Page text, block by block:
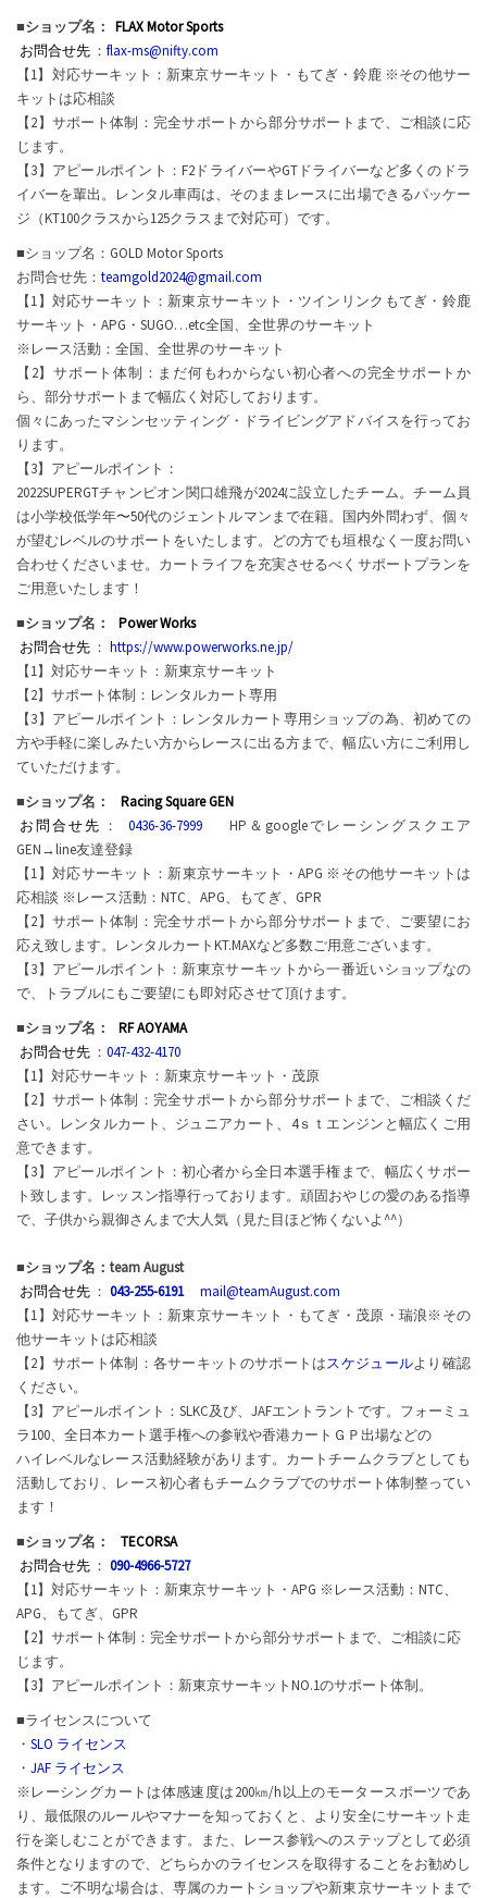
■ショップ名： FLAX Motor Sports
お問合せ先 ：flax-ms@nifty.com
【1】対応サーキット：新東京サーキット・もてぎ・鈴鹿 ※その他サー
キットは応相談
【2】サポート体制：完全サポートから部分サポートまで、ご相談に応
じます。
【3】アピールポイント：F2ドライバーやGTドライバーなど多くのドラ
イバーを輩出。レンタル車両は、そのままレースに出場できるパッケー
ジ（KT100クラスから125クラスまで対応可）です。
■ショップ名：GOLD Motor Sports
お問合せ先： teamgold2024@gmail.com
【1】対応サーキット：新東京サーキット・ツインリンクもてぎ・鈴鹿
サーキット・APG・SUGO…etc全国、全世界のサーキット
※レース活動：全国、全世界のサーキット
【2】サポート体制：まだ何もわからない初心者への完全サポートか
ら、部分サポートまで幅広く対応しております。
個々にあったマシンセッティング・ドライビングアドバイスを行ってお
ります。
【3】アピールポイント：
2022SUPERGTチャンピオン関口雄飛が2024に設立したチーム。チーム員
は小学校低学年〜50代のジェントルマンまで在籍。国内外問わず、個々
が望むレベルのサポートをいたします。どの方でも垣根なく一度お問い
合わせくださいませ。カートライフを充実させるべくサポートプランを
ご用意いたします！
■ショップ名：
Power Works
お問合せ先 ： https://www.powerworks.ne.jp/
【1】対応サーキット：新東京サーキット
【2】サポート体制：レンタルカート専用
【3】アピールポイント：レンタルカート専用ショップの為、初めての
方や手軽に楽しみたい方からレースに出る方まで、幅広い方にご利用し
ていただけます。
■ショップ名：
Racing Square GEN
お問合せ先 ： 0436-36-7999
HP＆googleでレーシングスクエア
GEN→line友達登録
【1】対応サーキット：新東京サーキット・APG ※その他サーキットは
応相談 ※レース活動：NTC、APG、もてぎ、GPR
【2】サポート体制：完全サポートから部分サポートまで、ご要望にお
応え致します。レンタルカートKT.MAXなど多数ご用意ございます。
【3】アピールポイント：新東京サーキットから一番近いショップなの
で、トラブルにもご要望にも即対応させて頂けます。
■ショップ名：
RF AOYAMA
お問合せ先 ：047-432-4170
【1】対応サーキット：新東京サーキット・茂原
【2】サポート体制：完全サポートから部分サポートまで、ご相談くだ
さい。レンタルカート、ジュニアカート、4ｓｔエンジンと幅広くご用
意できます。
【3】アピールポイント：初心者から全日本選手権まで、幅広くサポー
ト致します。レッスン指導行っております。頑固おやじの愛のある指導
で、子供から親御さんまで大人気（見た目ほど怖くないよ^^）
■ショップ名：team August
お問合せ先 ： 043-255-6191
mail@teamAugust.com
【1】対応サーキット：新東京サーキット・もてぎ・茂原・瑞浪※その
他サーキットは応相談
【2】サポート体制：各サーキットのサポートはスケジュールより確認
ください。
【3】アピールポイント：SLKC及び、JAFエントラントです。フォーミュ
ラ100、全日本カート選手権への参戦や香港カートＧＰ出場などの
ハイレベルなレース活動経験があります。カートチームクラブとしても
活動しており、レース初心者もチームクラブでのサポート体制整ってい
ます！
■ショップ名：
TECORSA
お問合せ先 ： 090-4966-5727
【1】対応サーキット：新東京サーキット・APG ※レース活動：NTC、
APG、もてぎ、GPR
【2】サポート体制：完全サポートから部分サポートまで、ご相談に応
じます。
【3】アピールポイント：新東京サーキットNO.1のサポート体制。
■ライセンスについて
・ SLO ライセンス
・ JAF ライセンス
※レーシングカートは体感速度は200㎞/h以上のモータースポーツであ
り、最低限のルールやマナーを知っておくと、より安全にサーキット走
行を楽しむことができます。また、レース参戦へのステップとして必須
条件となりますので、どちらかのライセンスを取得することをお勧めし
ます。ご不明な場合は、専属のカートショップや新東京サーキットまで